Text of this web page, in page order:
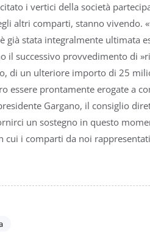
i vertici della società
altri comparti, stanno vivendo.
stata integralmente ultimata
successivo provvedimento di
di un ulteriore importo di 25
essere prontamente erogate a
Gargano, il consiglio
un sostegno in questo
i comparti da noi